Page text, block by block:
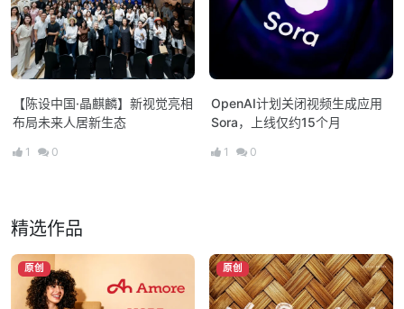
【陈设中国·晶麒麟】新视觉亮相
布局未来人居新生态
1 0
OpenAI计划关闭视频生成应用
Sora，上线仅约15个月
1 0
精选作品
原创 原创